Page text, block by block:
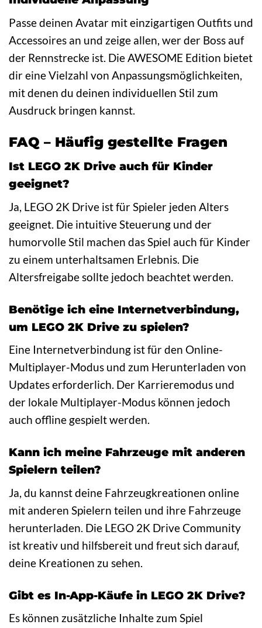
Passe deinen Avatar mit einzigartigen Outfits und
Accessoires an und zeige allen, wer der Boss auf
der Rennstrecke ist. Die AWESOME Edition bietet
dir eine Vielzahl von Anpassungsmöglichkeiten,
mit denen du deinen individuellen Stil zum
Ausdruck bringen kannst.
FAQ – Häufig gestellte Fragen
Ist LEGO 2K Drive auch für Kinder
geeignet?
Ja, LEGO 2K Drive ist für Spieler jeden Alters
geeignet. Die intuitive Steuerung und der
humorvolle Stil machen das Spiel auch für Kinder
zu einem unterhaltsamen Erlebnis. Die
Altersfreigabe sollte jedoch beachtet werden.
Benötige ich eine Internetverbindung,
um LEGO 2K Drive zu spielen?
Eine Internetverbindung ist für den Online-
Multiplayer-Modus und zum Herunterladen von
Updates erforderlich. Der Karrieremodus und
der lokale Multiplayer-Modus können jedoch
auch offline gespielt werden.
Kann ich meine Fahrzeuge mit anderen
Spielern teilen?
Ja, du kannst deine Fahrzeugkreationen online
mit anderen Spielern teilen und ihre Fahrzeuge
herunterladen. Die LEGO 2K Drive Community
ist kreativ und hilfsbereit und freut sich darauf,
deine Kreationen zu sehen.
Gibt es In-App-Käufe in LEGO 2K Drive?
Es können zusätzliche Inhalte zum Spiel